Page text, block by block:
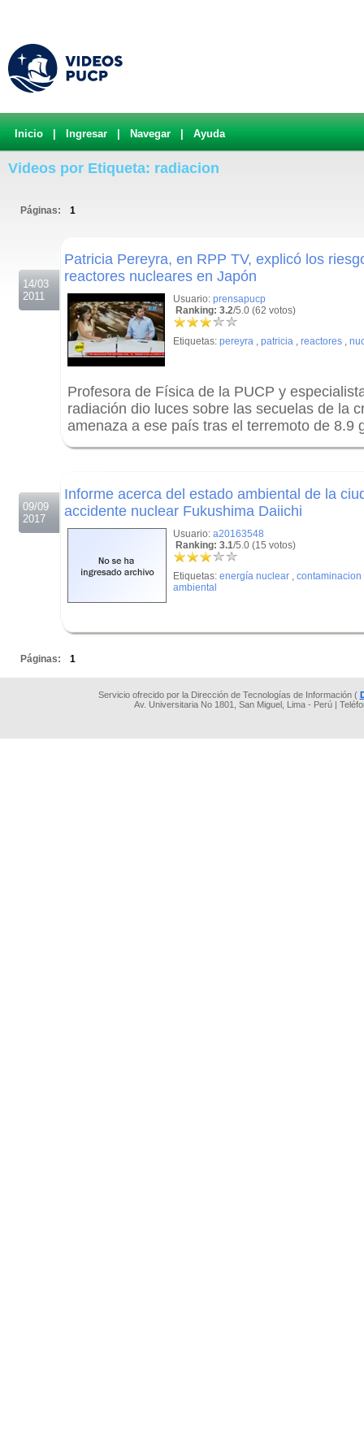
Inicio Ingresar Navegar Ayuda
Videos por Etiqueta: radiacion
Páginas: 1
14/03
2011
Patricia Pereyra, en RPP TV, explicó los
reactores nucleares en Japón
Usuario: prensapucp
Ranking: 3.2/5.0 (62 votos)
Etiquetas: pereyra , patricia , reactores ,
Profesora de Física de la PUCP y
radiación dio luces sobre las secuelas de la
amenaza a ese país tras el terremoto de 8.9
09/09
2017
Informe acerca del estado ambiental de la
accidente nuclear Fukushima Daiichi
Usuario: a20163548
Ranking: 3.1/5.0 (15 votos)
Etiquetas: energía nuclear , contaminacion
ambiental
Páginas: 1
Servicio ofrecido por la Dirección de Tecnologías de Información (
Av. Universitaria No 1801, San Miguel, Lima - Perú |